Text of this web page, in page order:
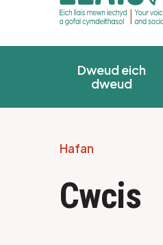
Dweud eich
dweud
Breadcrumb
Hafan
Cwcis